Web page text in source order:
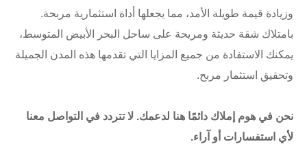
وزيادة قيمة طويلة الأمد، مما يجعلها أداة استثمارية مربحة.
بامتلاك شقة حديثة ومريحة على ساحل البحر الأبيض المتوسط،
يمكنك الاستفادة من جميع المزايا التي تقدمها هذه المدن الجميلة
وتحقيق استثمار مربح.
نحن في هوم إملاك دائمًا هنا لدعمك. لا تتردد في التواصل معنا
لأي استفسارات أو آراء.